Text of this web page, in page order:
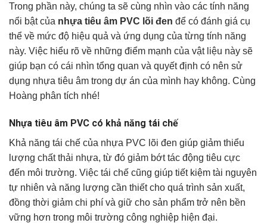
Trong phần này, chúng ta sẽ cùng nhìn vào các tính năng
nổi bật của nhựa tiêu âm PVC lõi đen để có đánh giá cụ
thể về mức độ hiệu quả và ứng dụng của từng tính năng
này. Việc hiểu rõ về những điểm mạnh của vật liệu này sẽ
giúp bạn có cái nhìn tổng quan và quyết định có nên sử
dụng nhựa tiêu âm trong dự án của mình hay không. Cùng
Hoàng phân tích nhé!
Nhựa tiêu âm PVC có khả năng tái chế
Khả năng tái chế của nhựa PVC lõi đen giúp giảm thiểu
lượng chất thải nhựa, từ đó giảm bớt tác động tiêu cực
đến môi trường. Việc tái chế cũng giúp tiết kiệm tài nguyên
tự nhiên và năng lượng cần thiết cho quá trình sản xuất,
đồng thời giảm chi phí và giữ cho sản phẩm trở nên bền
vững hơn trong môi trường công nghiệp hiện đại.